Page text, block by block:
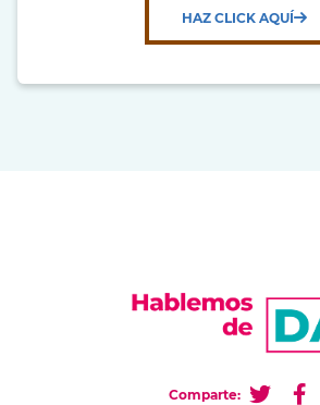
HAZ CLICK AQUÍ
Comparte: